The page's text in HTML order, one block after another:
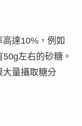
高達10%，例如
50g左右的砂糖。
大量攝取糖分